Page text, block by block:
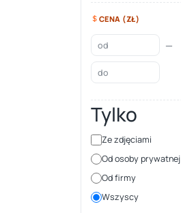
CENA (ZŁ)
—
Tylko
Ze zdjęciami
Od osoby prywatnej
Od firmy
Wszyscy